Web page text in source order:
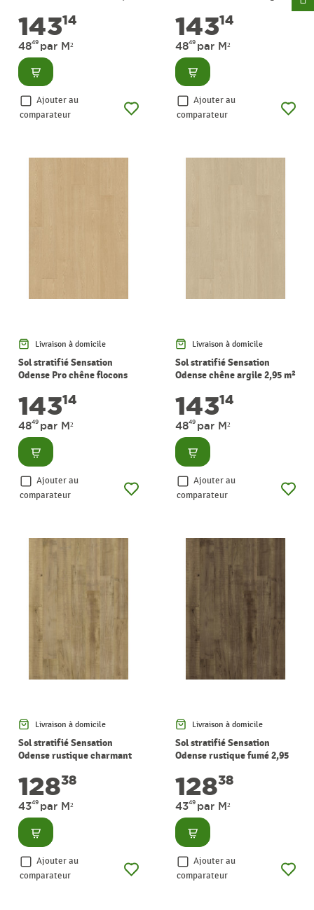
14314
4849 par M²
Consulter
Ajouter au
comparateur
14314
4849 par M²
Consulter
Ajouter au
comparateur
Livraison à domicile
Sol stratifié Sensation
Odense Pro chêne flocons
14314
4849 par M²
Consulter
Ajouter au
comparateur
Livraison à domicile
Sol stratifié Sensation
Odense chêne argile 2,95 m²
14314
4849 par M²
Consulter
Ajouter au
comparateur
Livraison à domicile
Sol stratifié Sensation
Odense rustique charmant
12838
4349 par M²
Consulter
Ajouter au
comparateur
Livraison à domicile
Sol stratifié Sensation
Odense rustique fumé 2,95
12838
4349 par M²
Consulter
Ajouter au
comparateur